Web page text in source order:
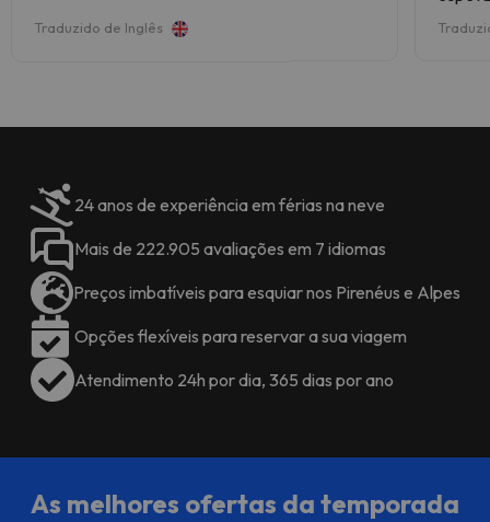
Traduzido de Inglês
24 anos de experiência em férias na neve
Mais de 222.905 avaliações em 7 idiomas
Preços imbatíveis para esquiar nos Pirenéus e Alpes
Opções flexíveis para reservar a sua viagem
Atendimento 24h por dia, 365 dias por ano
As melhores ofertas da temporada